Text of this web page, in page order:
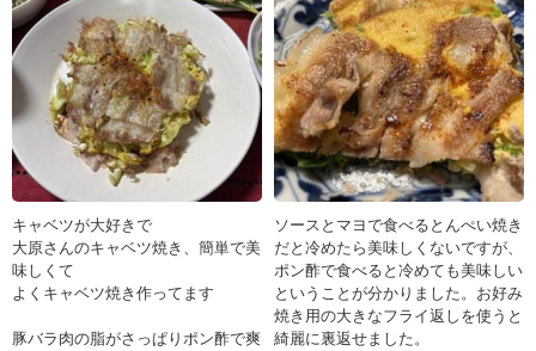
キャベツが大好きで
大原さんのキャベツ焼き、簡単で美
味しくて
よくキャベツ焼き作ってます
豚バラ肉の脂がさっぱりポン酢で爽
ソースとマヨで食べるとんぺい焼き
だと冷めたら美味しくないですが、
ポン酢で食べると冷めても美味しい
ということが分かりました。お好み
焼き用の大きなフライ返しを使うと
綺麗に裏返せました。